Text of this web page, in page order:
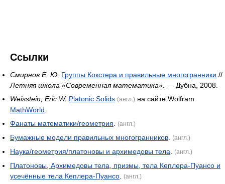
Ссылки
Смирнов Е. Ю. Группы Кокстера и правильные многогранники //
Летняя школа «Современная математика» . — Дубна, 2008.
Weisstein, Eric W. Platonic Solids (англ.) на сайте Wolfram
MathWorld
Фанаты математики/геометрия
(англ.)
Бумажные модели правильных многогранников (англ.)
Наука/геометрия/платоновы и архимедовы тела (англ.)
Платоновы, Архимедовы тела, призмы, тела Кеплера-Пуансо и
усечённые тела Кеплера-Пуансо (англ.)